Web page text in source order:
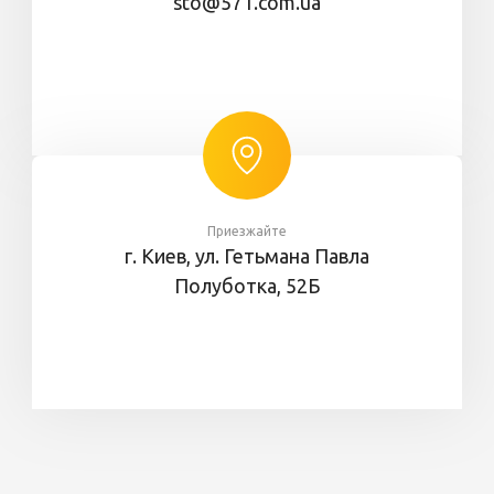
Приезжайте
г. Киев, ул. Гетьмана Павла
Полуботка, 52Б